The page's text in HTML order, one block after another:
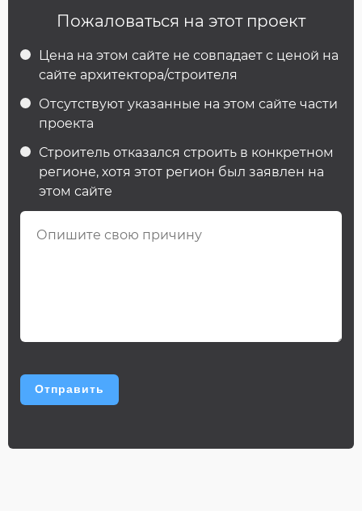
Пожаловаться на этот проект
Цена на этом сайте не совпадает с ценой на
сайте архитектора/строителя
Отсутствуют указанные на этом сайте части
проекта
Строитель отказался строить в конкретном
регионе, хотя этот регион был заявлен на
этом сайте